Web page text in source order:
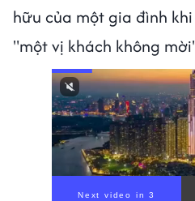
hữu của một gia đình
"một vị khách không